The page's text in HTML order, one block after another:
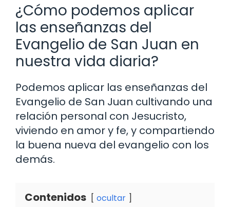
¿Cómo podemos aplicar
las enseñanzas del
Evangelio de San Juan en
nuestra vida diaria?
Podemos aplicar las enseñanzas del
Evangelio de San Juan cultivando una
relación personal con Jesucristo,
viviendo en amor y fe, y compartiendo
la buena nueva del evangelio con los
demás.
Contenidos ocultar